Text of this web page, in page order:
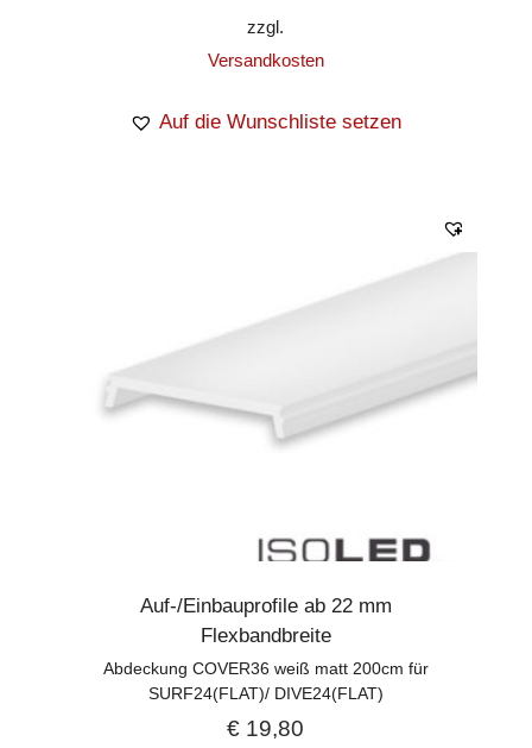
zzgl.
Versandkosten
Auf die Wunschliste setzen
Auf-/Einbauprofile ab 22 mm
Flexbandbreite
Abdeckung COVER36 weiß matt 200cm für
SURF24(FLAT)/ DIVE24(FLAT)
€ 19,80